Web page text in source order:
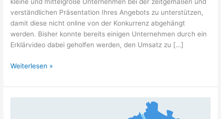
verständlichen Präsentation Ihres Angebots zu unterstützen,
damit diese nicht online von der Konkurrenz abgehängt
werden. Bisher konnte bereits einigen Unternehmen durch ein
Erklärvideo dabei geholfen werden, den Umsatz zu […]
Weiterlesen »